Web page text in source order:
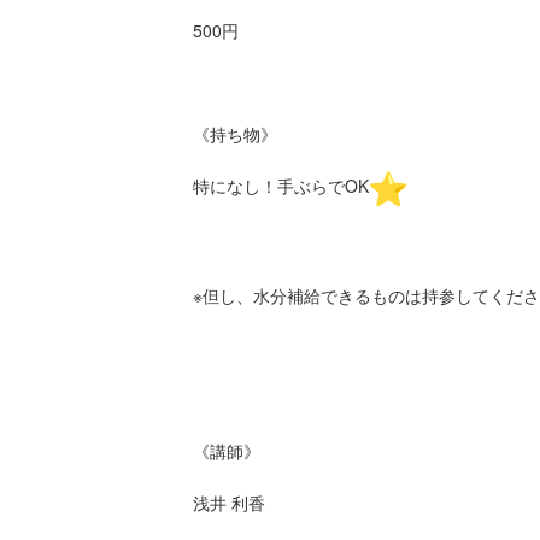
500円
《持ち物》
特になし！手ぶらでOK
※但し、水分補給できるものは持参してくだ
《講師》
浅井 利香